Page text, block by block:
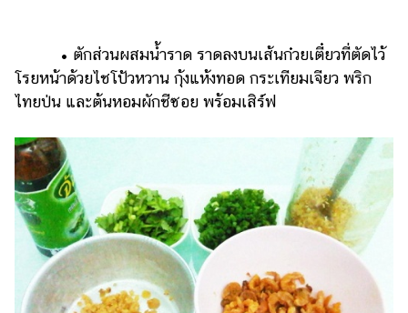
• ตักส่วนผสมน้ำราด ราดลงบนเส้นก๋วยเตี๋ยวที่ตัดไว้
โรยหน้าด้วยไชโป้วหวาน กุ้งแห้งทอด กระเทียมเจียว พริก
ไทยป่น และต้นหอมผักชีซอย พร้อมเสิร์ฟ